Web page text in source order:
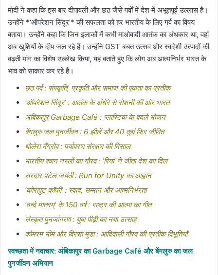
मोदी ने कहा कि इस बार दीपावली और छठ जैसे पर्वों में देश में अभूतपूर्व उल्लास है।
उन्होंने *‘ऑपरेशन सिंदूर’* की सफलता को हर भारतीय के लिए गर्व का विषय
बताया। उन्होंने कहा कि जिन इलाकों में कभी माओवादी आतंक का अंधकार था, वहां
अब खुशियों के दीप जल रहे हैं। उन्होंने GST बचत उत्सव और स्वदेशी उत्पादों की
बढ़ती मांग का विशेष उल्लेख किया, यह बताते हुए कि लोग अब आत्मनिर्भर भारत के
भाव को साकार कर रहे हैं।
छठ पर्व : संस्कृति, प्रकृति और समाज की एकता का प्रतीक
‘ऑपरेशन सिंदूर’ : आतंक के अंधेरे से रोशनी की ओर भारत
अंबिकापुर Garbage Café : प्लास्टिक के बदले भोजन
बेंगलुरु जल पुनर्जीवन : 6 झीलें और 40 कुएं फिर जीवित
धोलेरा मैंग्रोव : पर्यावरण संरक्षण की मिसाल
भारतीय श्वान नस्लों का गौरव : ‘रिया’ ने जीता देश का दिल
सरदार पटेल जयंती : Run for Unity का आह्वान
‘कोरापुट कॉफी’ : स्वाद, सम्मान और आत्मनिर्भरता
‘वन्दे मातरम्’ के 150 वर्ष : राष्ट्र की आत्मा का गीत
संस्कृत पुनर्जागरण : युवा पीढ़ी का नया उत्साह
कोमरम भीम और बिरसा मुंडा : आदिवासी गौरव की प्रतीक विभूतियाँ
स्वच्छता में नवाचार: अंबिकापुर का Garbage Café और बेंगलुरु का जल
पुनर्जीवन अभियान